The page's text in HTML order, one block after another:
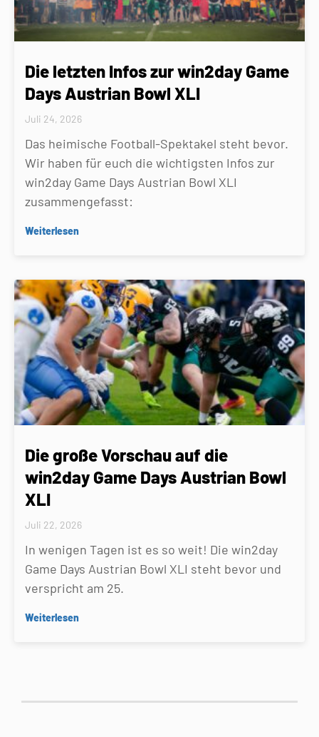
Die letzten Infos zur win2day Game
Days Austrian Bowl XLI
Juli 24, 2026
Das heimische Football-Spektakel steht bevor.
Wir haben für euch die wichtigsten Infos zur
win2day Game Days Austrian Bowl XLI
zusammengefasst:
Weiterlesen
Die große Vorschau auf die
win2day Game Days Austrian Bowl
XLI
Juli 22, 2026
In wenigen Tagen ist es so weit! Die win2day
Game Days Austrian Bowl XLI steht bevor und
verspricht am 25.
Weiterlesen